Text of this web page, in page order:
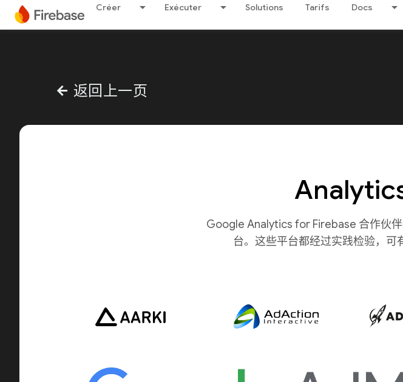
Créer Exécuter Solutions Tarifs Docs
arrow_back 返回上一页
Google Analytics for Firebase 合作伙
台。这些平台都经过实践检验，可